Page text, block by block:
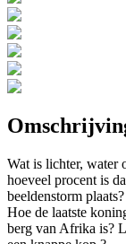
Wat is lichter, water
hoeveel procent is
beeldenstorm
Hoe de laatste
berg van Afrika is?